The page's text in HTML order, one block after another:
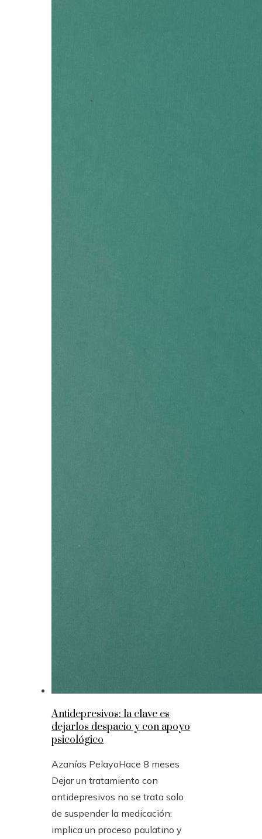
Antidepresivos: la clave es
dejarlos despacio y con apoyo
psicológico
Azanías PelayoHace 8 meses
Dejar un tratamiento con
antidepresivos no se trata solo
de suspender la medicación:
implica un proceso paulatino y